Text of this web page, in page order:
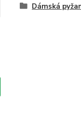
Dámská